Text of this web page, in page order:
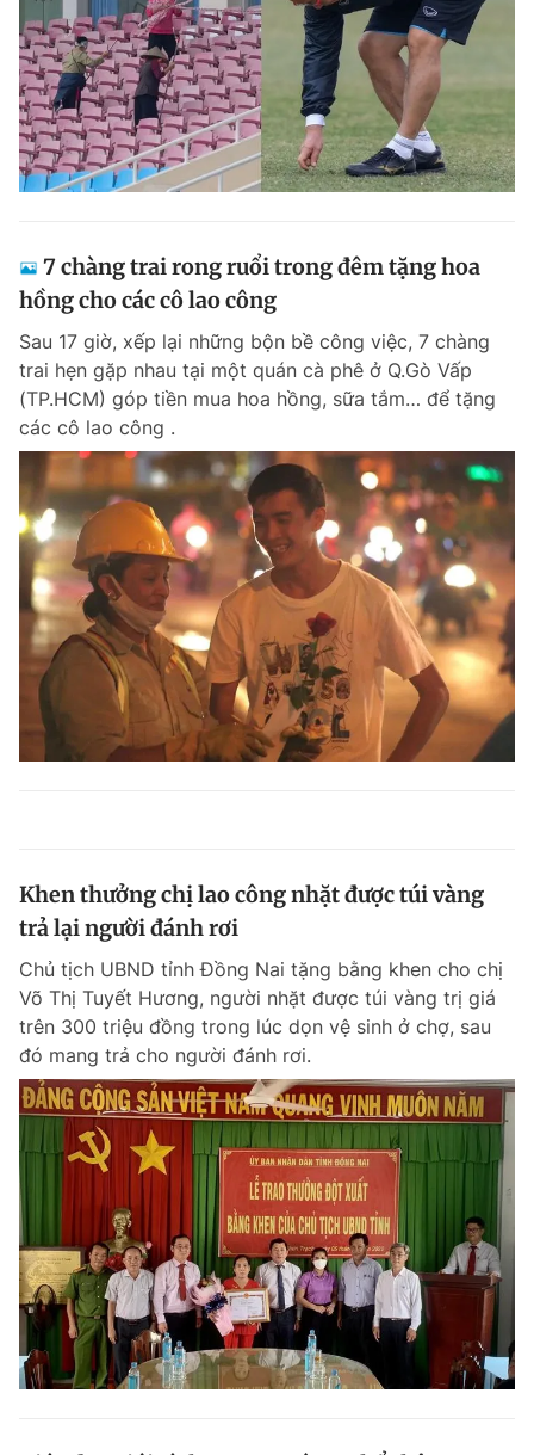
7 chàng trai rong ruổi trong đêm tặng hoa
hồng cho các cô lao công
Sau 17 giờ, xếp lại những bộn bề công việc, 7 chàng
trai hẹn gặp nhau tại một quán cà phê ở Q.Gò Vấp
(TP.HCM) góp tiền mua hoa hồng, sữa tắm… để tặng
các cô lao công .
Khen thưởng chị lao công nhặt được túi vàng
trả lại người đánh rơi
Chủ tịch UBND tỉnh Đồng Nai tặng bằng khen cho chị
Võ Thị Tuyết Hương, người nhặt được túi vàng trị giá
trên 300 triệu đồng trong lúc dọn vệ sinh ở chợ, sau
đó mang trả cho người đánh rơi.